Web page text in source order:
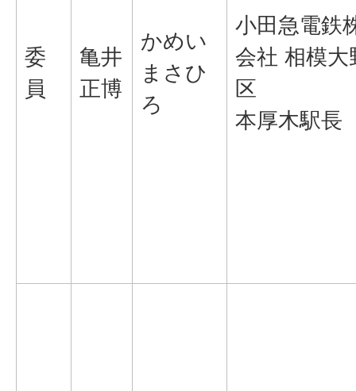
委
員
亀井
正博
かめい
まさひ
ろ
小田急電鉄
会社 相模大
区
本厚木駅長